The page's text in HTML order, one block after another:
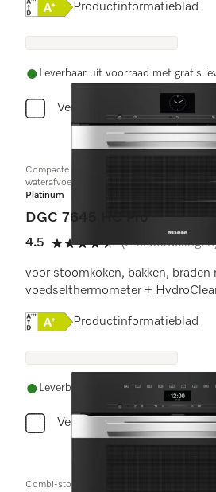
Online Label Flag, Energielabel
Productinformatieblad
Leverbaar uit voorraad met gratis
Vergelijken
Compacte combi-stoomoven met
waterafvoer
Platinum
DGC 7645 HC Pro
4.5
4.5 sterren op 5
(2
voor stoomkoken, bakken, braden
voedselthermometer +
Online Label Flag, Energielabel
Productinformatieblad
Leverbaar uit voorraad met gratis
Vergelijken
Combi-stoomoven